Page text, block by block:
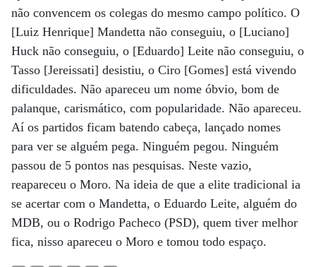
não convencem os colegas do mesmo campo político. O
[Luiz Henrique] Mandetta não conseguiu, o [Luciano]
Huck não conseguiu, o [Eduardo] Leite não conseguiu, o
Tasso [Jereissati] desistiu, o Ciro [Gomes] está vivendo
dificuldades. Não apareceu um nome óbvio, bom de
palanque, carismático, com popularidade. Não apareceu.
Aí os partidos ficam batendo cabeça, lançado nomes
para ver se alguém pega. Ninguém pegou. Ninguém
passou de 5 pontos nas pesquisas. Neste vazio,
reapareceu o Moro. Na ideia de que a elite tradicional ia
se acertar com o Mandetta, o Eduardo Leite, alguém do
MDB, ou o Rodrigo Pacheco (PSD), quem tiver melhor
fica, nisso apareceu o Moro e tomou todo espaço.